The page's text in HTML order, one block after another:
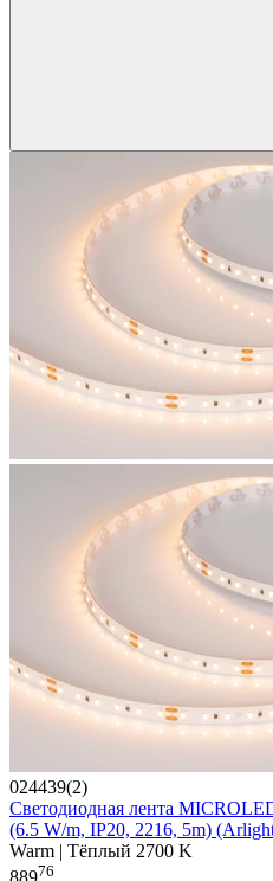
024439(2)
Светодиодная лента
(6.5 W/m, IP20, 2216, 5m)
Warm | Тёплый 2700 K
76